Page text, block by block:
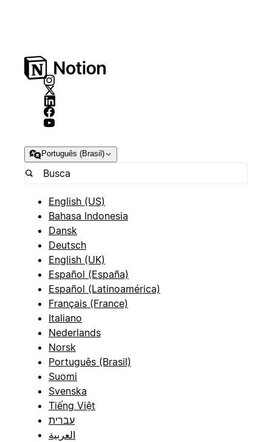
Português (Brasil)
English (US)
Bahasa Indonesia
Dansk
Deutsch
English (UK)
Español (España)
Español (Latinoamérica)
Français (France)
Italiano
Nederlands
Norsk
Português (Brasil)
Suomi
Svenska
Tiếng Việt
עברית
العربية